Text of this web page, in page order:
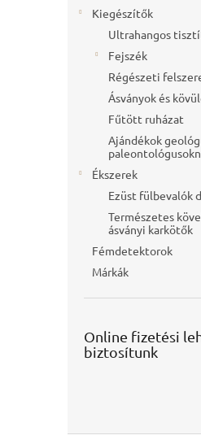
Kiegészítők
Ultrahangos
Fejszék
Régészeti
Ásványok és
Fűtött ruházat
Ajándékok
Ékszerek
Ezüst fülbevalók
Természetes
ásványi karkötők
Fémdetektorok
Márkák
Online fizetési
biztosítunk